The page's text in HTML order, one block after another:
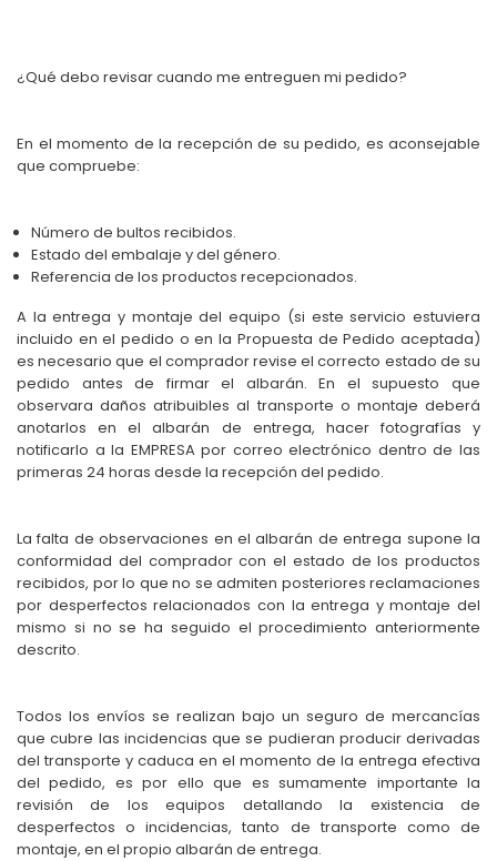
¿Qué debo revisar cuando me entreguen mi pedido?
En el momento de la recepción de su pedido, es aconsejable
que compruebe:
Número de bultos recibidos.
Estado del embalaje y del género.
Referencia de los productos recepcionados.
A la entrega y montaje del equipo (si este servicio estuviera
incluido en el pedido o en la Propuesta de Pedido aceptada)
es necesario que el comprador revise el correcto estado de su
pedido antes de firmar el albarán. En el supuesto que
observara daños atribuibles al transporte o montaje deberá
anotarlos en el albarán de entrega, hacer fotografías y
notificarlo a la EMPRESA por correo electrónico dentro de las
primeras 24 horas desde la recepción del pedido.
La falta de observaciones en el albarán de entrega supone la
conformidad del comprador con el estado de los productos
recibidos, por lo que no se admiten posteriores reclamaciones
por desperfectos relacionados con la entrega y montaje del
mismo si no se ha seguido el procedimiento anteriormente
descrito.
Todos los envíos se realizan bajo un seguro de mercancías
que cubre las incidencias que se pudieran producir derivadas
del transporte y caduca en el momento de la entrega efectiva
del pedido, es por ello que es sumamente importante la
revisión de los equipos detallando la existencia de
desperfectos o incidencias, tanto de transporte como de
montaje, en el propio albarán de entrega.